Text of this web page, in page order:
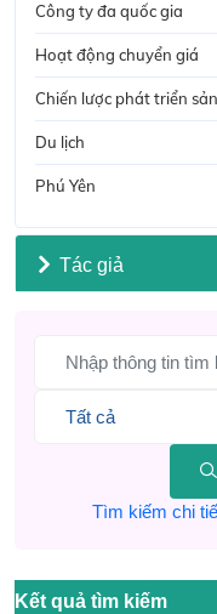
Công ty đa quốc gia
Hoạt động chuyển giá
Chiến lược phát triển
Du lịch
Phú Yên
Tác giả
Tìm kiếm chi
Kết quả tìm kiếm